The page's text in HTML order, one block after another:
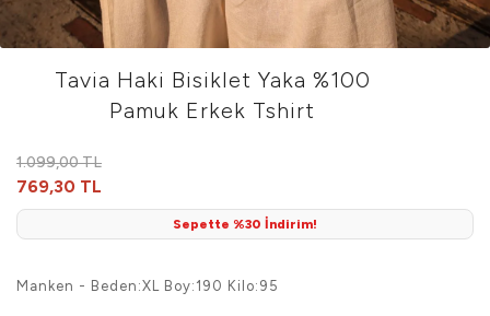
Tavia Haki Bisiklet Yaka %100
Pamuk Erkek Tshirt
1.099,00 TL
769,30 TL
Sepette %30 İndirim!
Manken - Beden:XL Boy:190 Kilo:95